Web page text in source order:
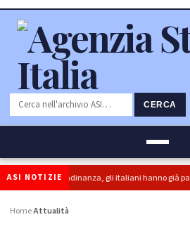
CERCA
ASI NOTIZIE
di cittadinanza, gli italiani hanno già pagato
Home›Attualità